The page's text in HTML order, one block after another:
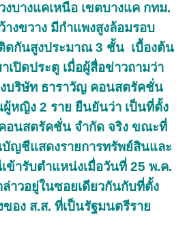
งบางแคเหนือ เขตบางแค กทม.
งขวาง มีกำแพงสูงล้อมรอบ
ดกันสูงประมาณ 3 ชั้น เบื้องต้น
เปิดประตู เมื่อผู้สื่อข่าวถามว่า
บริษัท ธาราวัญ คอนสตรัคชั่น
หญิง 2 ราย ยืนยันว่า เป็นที่ตั้ง
อนสตรัคชั่น จำกัด จริง ขณะที่
บัญชีแสดงรายการทรัพย์สินและ
ข้ารับตำแหน่งเมื่อวันที่ 25 พ.ค.
าวอยู่ในซอยเดียวกันกับที่ตั้ง
อง ส.ส. ที่เป็นรัฐมนตรีราย